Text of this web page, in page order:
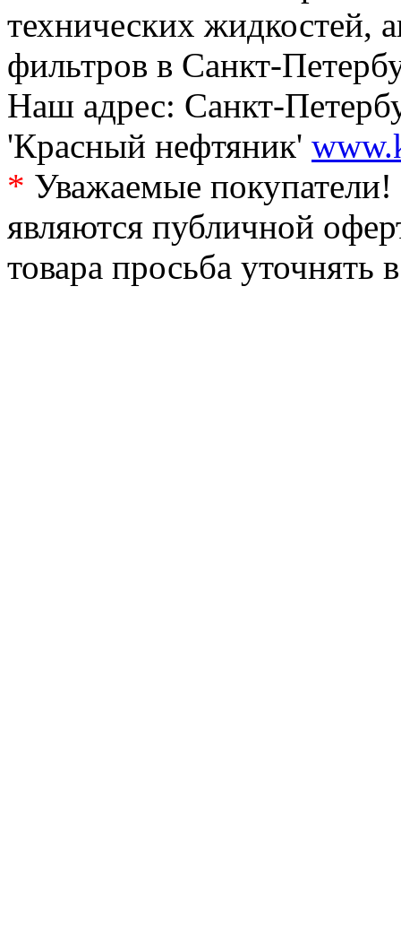
технических жидкостей,
фильтров в Санкт-
Наш адрес: Санкт-
'Красный нефтяник'
* Уважаемые
являются публичной
товара просьба уточнять